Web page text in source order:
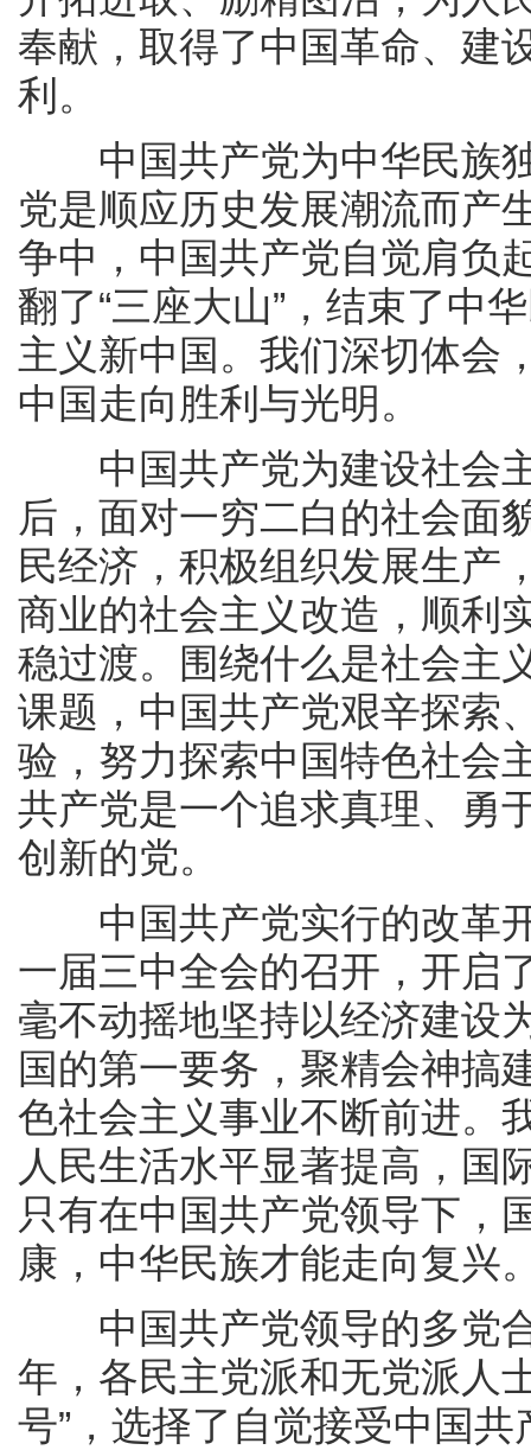
奉献，取得了中国革命、建
利。
中国共产党为中华民族独
党是顺应历史发展潮流而产
争中，中国共产党自觉肩负
翻了“三座大山”，结束了中
主义新中国。我们深切体会
中国走向胜利与光明。
中国共产党为建设社会主
后，面对一穷二白的社会面
民经济，积极组织发展生产
商业的社会主义改造，顺利
稳过渡。围绕什么是社会主
课题，中国共产党艰辛探索
验，努力探索中国特色社会
共产党是一个追求真理、勇
创新的党。
中国共产党实行的改革开
一届三中全会的召开，开启
毫不动摇地坚持以经济建设
国的第一要务，聚精会神搞
色社会主义事业不断前进。
人民生活水平显著提高，国
只有在中国共产党领导下，
康，中华民族才能走向复兴
中国共产党领导的多党合
年，各民主党派和无党派人
号”，选择了自觉接受中国